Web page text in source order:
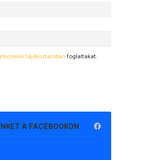
tájékoztatóban foglaltakat.
A FACEBOOKON